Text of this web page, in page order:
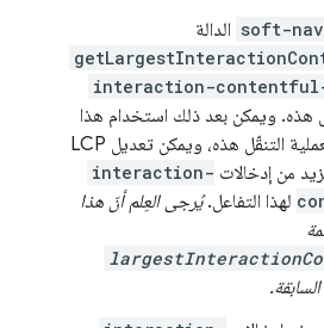
soft- الدالة
interaction-
هذه. ويمكن بعد ذلك استخدام هذا
الإدخال كأوّل LCP لعملية التنقّل هذه، ويمكن تعديل LCP
من إدخالات interaction-
لهذا التفاعل.يُرجى العِلم أنّ هذا